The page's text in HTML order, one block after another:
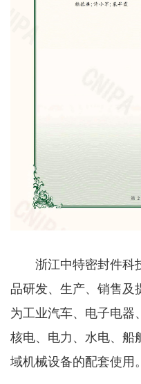
浙江中特密封件科
品研发、生产、销售及
为工业汽车、电子电器
核电、电力、水电、船
域机械设备的配套使用。